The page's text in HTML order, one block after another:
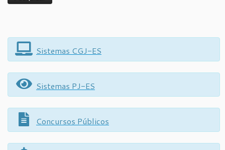
Sistemas CGJ-ES
Sistemas PJ-ES
Concursos Públicos